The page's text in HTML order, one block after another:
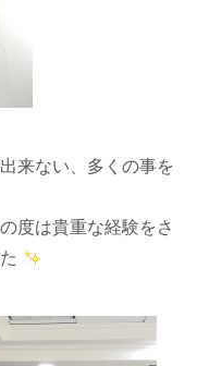
来ない、多くの事を
度は貴重な経験をさ